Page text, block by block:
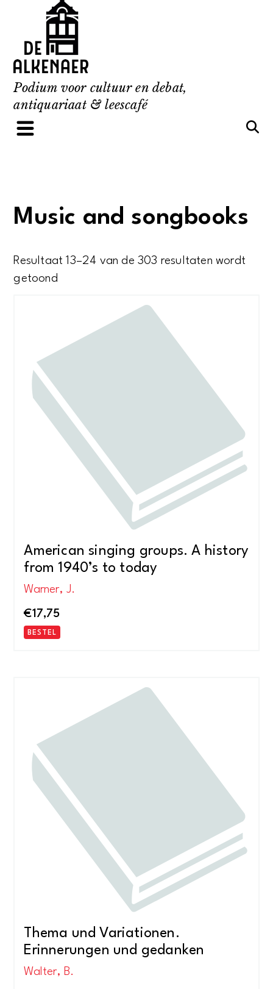
content
Podium voor cultuur en debat,
antiquariaat & leescafé
Music and songbooks
Resultaat 13–24 van de 303 resultaten wordt
getoond
American singing groups. A history
from 1940’s to today
Warner, J.
€17,75
BESTEL
Thema und Variationen.
Erinnerungen und gedanken
Walter, B.